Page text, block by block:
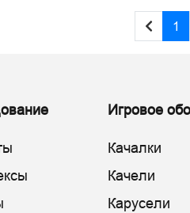
1
Игровое
Качалки
Качели
Карусели